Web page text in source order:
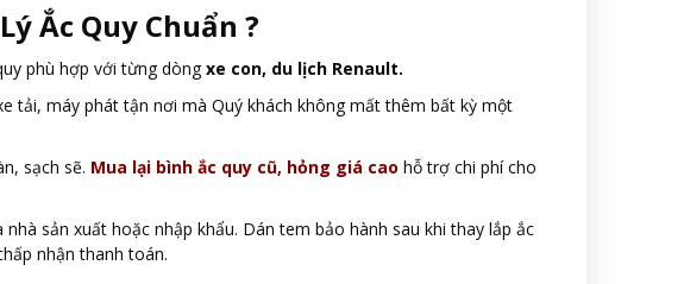
Ắc Quy Chuẩn ?
phù hợp với từng dòng xe con, du lịch Renault.
tải, máy phát tận nơi mà Quý khách không mất thêm bất kỳ một
sạch sẽ. Mua lại bình ắc quy cũ, hỏng giá cao hỗ trợ chi phí cho
sản xuất hoặc nhập khẩu. Dán tem bảo hành sau khi thay lắp ắc
nhận thanh toán.